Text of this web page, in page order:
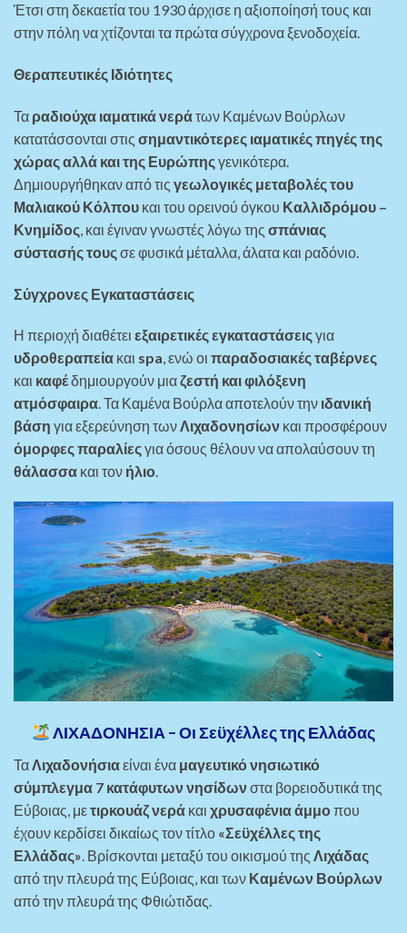
Έτσι στη δεκαετία του 1930 άρχισε η αξιοποίησή τους και
στην πόλη να χτίζονται τα πρώτα σύγχρονα ξενοδοχεία.
Θεραπευτικές Ιδιότητες
Τα ραδιούχα ιαματικά νεράτων Καμένων Βούρλων
κατατάσσονται στις σημαντικότερες ιαματικές πηγές της
χώρας αλλά και της Ευρώπηςγενικότερα.
Δημιουργήθηκαν από τις γεωλογικές μεταβολές του
Μαλιακού Κόλπου και του ορεινού όγκου Καλλιδρόμου –
Κνημίδος, και έγιναν γνωστές λόγω της σπάνιας
σύστασής τουςσε φυσικά μέταλλα, άλατα και ραδόνιο.
Σύγχρονες Εγκαταστάσεις
Η περιοχή διαθέτει εξαιρετικές εγκαταστάσειςγια
υδροθεραπεία και spa, ενώ οι παραδοσιακές ταβέρνες
και καφέδημιουργούν μιαζεστή και φιλόξενη
ατμόσφαιρα. Τα Καμένα Βούρλα αποτελούν την ιδανική
βάση για εξερεύνηση τωνΛιχαδονησίων και προσφέρουν
όμορφες παραλίεςγια όσους θέλουν να απολαύσουν τη
θάλασσα και τον ήλιο.
ΛΙΧΑΔΟΝΗΣΙΑ – Οι Σεϋχέλλες της Ελλάδας
ΤαΛιχαδονήσιαείναι ένα μαγευτικό νησιωτικό
σύμπλεγμα 7 κατάφυτων νησίδωνστα βορειοδυτικά της
Εύβοιας, μετιρκουάζ νερά και χρυσαφένια άμμοπου
έχουν κερδίσει δικαίως τον τίτλο «Σεϋχέλλες της
Ελλάδας». Βρίσκονται μεταξύ του οικισμού της Λιχάδας
από την πλευρά της Εύβοιας, και των Καμένων Βούρλων
από την πλευρά της Φθιώτιδας.